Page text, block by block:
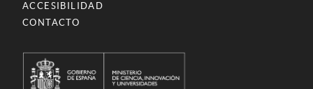
ACCESIBILIDAD
CONTACTO